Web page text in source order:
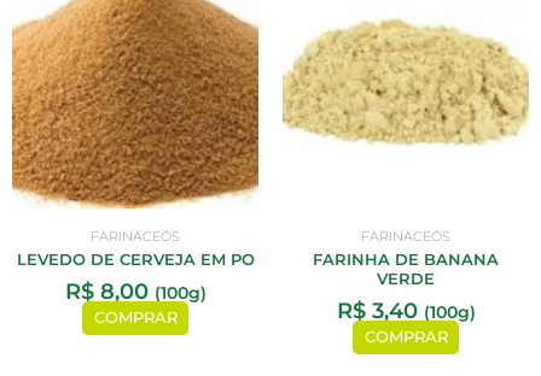
FARINACEOS
LEVEDO DE CERVEJA EM PO
R$8,00 (100g)
COMPRAR
FARINACEOS
FARINHA DE BANANA
VERDE
R$3,40 (100g)
COMPRAR